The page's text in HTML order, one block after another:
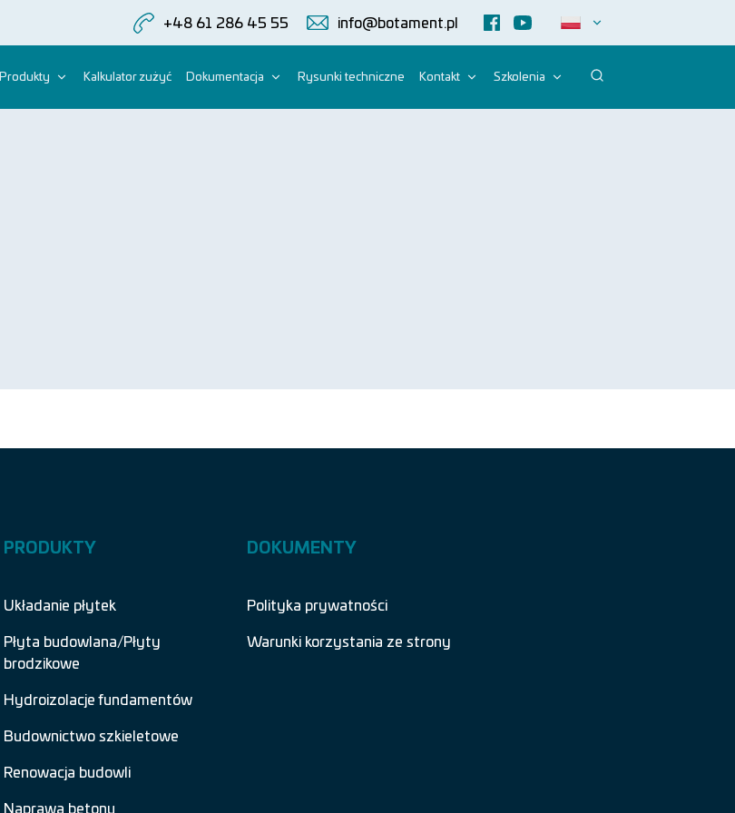
+48 61 286 45 55 info@botament.pl
Produkty Kalkulator zużyć Dokumentacja Rysunki techniczne Kontakt Szkolenia
PRODUKTY
Układanie płytek
Płyta budowlana/Płyty
brodzikowe
Hydroizolacje fundamentów
Budownictwo szkieletowe
Renowacja budowli
Naprawa betonu
DOKUMENTY
Polityka prywatności
Warunki korzystania ze strony